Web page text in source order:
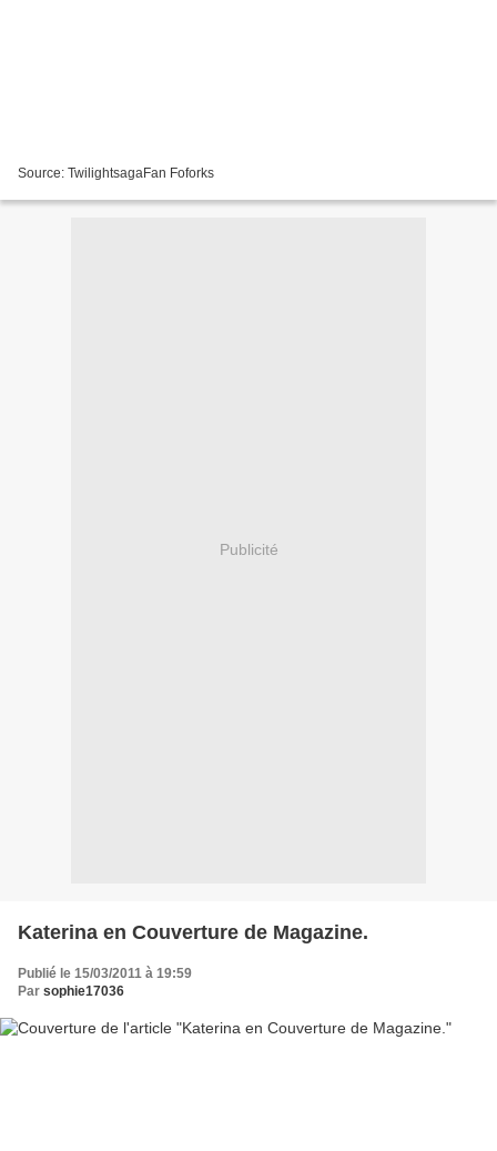
Source: TwilightsagaFan Foforks
Publicité
Katerina en Couverture de Magazine.
Publié le 15/03/2011 à 19:59
Par sophie17036